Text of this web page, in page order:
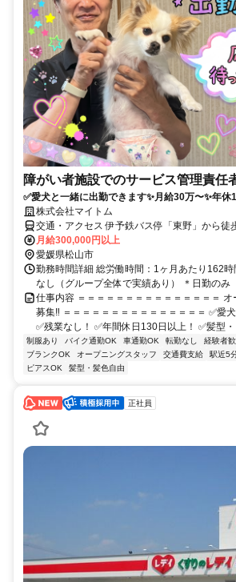
障がい者施設でのサービス管理責任
✅️愛犬と一緒に出勤できます✨️月給30万〜✨年休
株式会社マイトム
交通・アクセス 伊予鉄バス停「東野」から徒
月給300,000円以上
愛媛県松山市
勤務時間詳細 総労働時間：1ヶ月あたり162
なし（グループ全体で実績あり） ＊日勤のみ
仕事内容 ＝＝＝＝＝＝＝＝＝＝＝＝＝＝＝
募集‼ ＝＝＝＝＝＝＝＝＝＝＝＝＝＝＝ ✅愛
✅残業なし！ ✅年間休日130日以上！ ✅髪型
制服あり バイク通勤OK 車通勤OK 転勤なし 経験者
ブランクOK
オープニングスタッフ 交通費支給 駅近5
ピアスOK
髪型・髪色自由
正社員